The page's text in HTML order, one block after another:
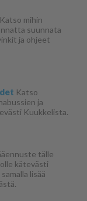
Katso mihin
suunnata
ja ohjeet
Katso
ja
Kuukkelista.
tälle
kätevästi
lisää